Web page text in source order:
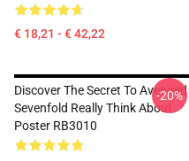
€ 18,21 - € 42,22
Discover The Secret To Avenged
Sevenfold Really Think About
Poster RB3010
-20%